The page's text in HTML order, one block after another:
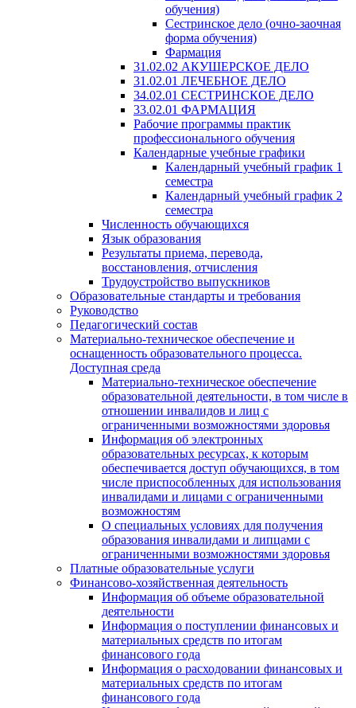
обучения)
Сестринское дело (очно-заочная
форма обучения)
Фармация
31.02.02 АКУШЕРСКОЕ ДЕЛО
31.02.01 ЛЕЧЕБНОЕ ДЕЛО
34.02.01 СЕСТРИНСКОЕ ДЕЛО
33.02.01 ФАРМАЦИЯ
Рабочие программы практик
профессионального обучения
Календарные учебные графики
Календарный учебный график 1
семестра
Календарный учебный график 2
семестра
Численность обучающихся
Язык образования
Результаты приема, перевода,
восстановления, отчисления
Трудоустройство выпускников
Образовательные стандарты и требования
Руководство
Педагогический состав
Материально-техническое обеспечение и
оснащенность образовательного процесса.
Доступная среда
Материально-техническое обеспечение
образовательной деятельности, в том числе в
отношении инвалидов и лиц с
ограниченными возможностями здоровья
Информация об электронных
образовательных ресурсах, к которым
обеспечивается доступ обучающихся, в том
числе приспособленных для использования
инвалидами и лицами с ограниченными
возможностям
О специальных условиях для получения
образования инвалидами и липцами с
ограниченными возможностями здоровья
Платные образовательные услуги
Финансово-хозяйственная деятельность
Информация об объеме образовательной
деятельности
Информация о поступлении финансовых и
материальных средств по итогам
финансового года
Информация о расходовании финансовых и
материальных средств по итогам
финансового года